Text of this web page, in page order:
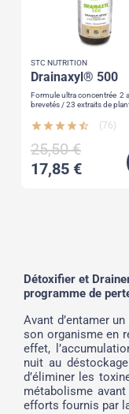
drainaxyl® 500
STC NUTRITION
Formule ultra concentrée 2 actifs
brevetés / 23 extraits de
star star star star star_half (76)
25,50 €
17,85 €
Détoxifier et
programme de
Avant d’entamer
son organisme en
effet,
nuit au
d’éliminer les
métabolisme
efforts fournis par